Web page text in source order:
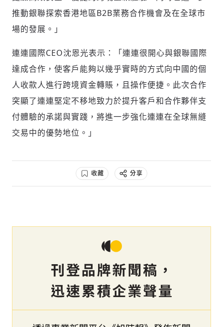
推動銀聯探索香港地區B2B業務合作機會及在全球市
場的發展。」
連連國際CEO沈恩光表示：「連連很開心與銀聯國際
達成合作，使客戶能夠以幾乎實時的方式向中國的個
人收款人進行跨境資金轉賬，且操作便捷。此次合作
突顯了連連堅定不移地致力於提升客戶和合作夥伴支
付體驗的承諾與實踐，將進一步強化連連在全球無縫
交易中的優勢地位。」
收藏 分享